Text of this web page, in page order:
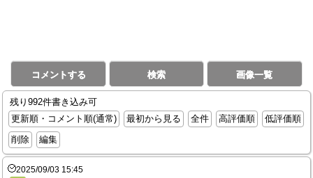
コメントする 検索 画像一覧
残り992件書き込み可
更新順・コメント順(通常)
最初から見る 全件 高評価順
低評価順
削除
編集
2025/09/03 15:45